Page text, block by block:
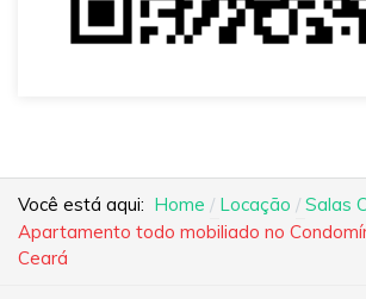
Você está aqui: Home Locação
Salas
Apartamento todo mobiliado no
Ceará